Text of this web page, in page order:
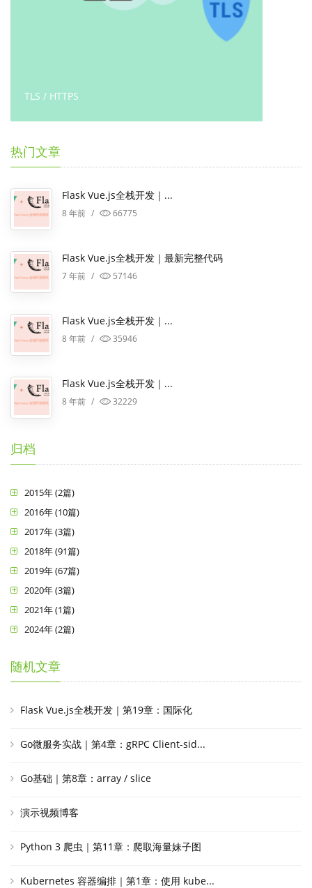
TLS / HTTPS
热门文章
Flask Vue.js全栈开发｜...
8 年前 / 66775
Flask Vue.js全栈开发｜最新完整代码
7 年前 / 57146
Flask Vue.js全栈开发｜...
8 年前 / 35946
Flask Vue.js全栈开发｜...
8 年前 / 32229
归档
2015年 (2篇)
2016年 (10篇)
2017年 (3篇)
2018年 (91篇)
2019年 (67篇)
2020年 (3篇)
2021年 (1篇)
2024年 (2篇)
随机文章
Flask Vue.js全栈开发｜第19章：国际化
Go微服务实战｜第4章：gRPC Client-sid...
Go基础｜第8章：array / slice
演示视频博客
Python 3 爬虫｜第11章：爬取海量妹子图
Kubernetes 容器编排｜第1章：使用 kube...